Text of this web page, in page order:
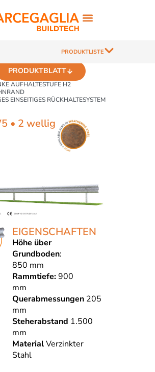
PRODUKTLISTE
AUFHALTESTUFE H2
EINSEITIGES RÜCKHALTESYSTEM
PRODUKTBLATT
• 2 wellig
EIGENSCHAFTEN
Höhe über
Grundboden:
850 mm
Rammtiefe:900
mm
Querabmessungen 205
mm
Steherabstand 1.500
mm
MaterialVerzinkter
Stahl